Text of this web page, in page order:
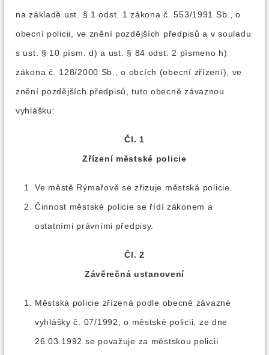
na základě ust. § 1 odst. 1 zákona č. 553/1991 Sb., o
obecní policii, ve znění pozdějších předpisů a v souladu
s ust. § 10 písm. d) a ust. § 84 odst. 2 písmeno h)
zákona č. 128/2000 Sb., o obcích (obecní zřízení), ve
znění pozdějších předpisů, tuto obecně závaznou
vyhlášku:
Čl. 1
Zřízení městské policie
Ve městě Rýmařově se zřizuje městská policie.
Činnost městské policie se řídí zákonem a
ostatními právními předpisy.
Čl. 2
Závěrečná ustanovení
Městská policie zřízená podle obecně závazné
vyhlášky č. 07/1992, o městské policii, ze dne
26.03.1992 se považuje za městskou policii